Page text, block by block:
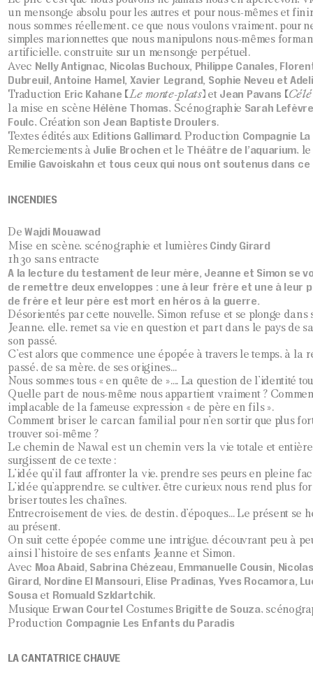
un mensonge absolu pour les autres et pour nous-mêmes et
nous sommes réellement, ce que nous voulons vraiment, pour
simples marionnettes que nous manipulons nous-mêmes
artificielle, construite sur un mensonge perpétuel.
Avec Nelly Antignac, Nicolas Buchoux, Philippe Canales,
Dubreuil, Antoine Hamel, Xavier Legrand, Sophie Neveu et
Traduction Eric Kahane (Le monte-plats) et Jean Pavans (
la mise en scène Hélène Thomas, Scénographie Sarah Lefèvre
Foulc, Création son Jean Baptiste Droulers.
Textes édités aux Editions Gallimard. Production Compagnie
Remerciements à Julie Brochen et le Théâtre de l’aquarium, le
Emilie Gavoiskahn et tous ceux qui nous ont soutenus dans
INCENDIES
DeWajdi Mouawad
Mise en scène, scénographie et lumières Cindy Girard
1h30 sans entracte
A la lecture du testament de leur mère, Jeanne et Simon se
de remettre deux enveloppes : une à leur frère et une à leur
de frère et leur père est mort en héros à la guerre.
Désorientés par cette nouvelle, Simon refuse et se plonge dans
Jeanne, elle, remet sa vie en question et part dans le pays de
son passé.
C’est alors que commence une épopée à travers le temps, à la
passé, de sa mère, de ses origines…
Nous sommes tous « en quête de »…. La question de l’identité
Quelle part de nous-même nous appartient vraiment ?
implacable de la fameuse expression « de père en fils ».
Comment briser le carcan familial pour n’en sortir que plus
trouver soi-même ?
Le chemin de Nawal est un chemin vers la vie totale et
surgissent de ce texte :
L’idée qu’il faut affronter la vie, prendre ses peurs en pleine
L’idée qu’apprendre, se cultiver, être curieux nous rend plus
briser toutes les chaînes.
Entrecroisement de vies, de destin, d’époques… Le présent se
au présent.
On suit cette épopée comme une intrigue, découvrant peu à
ainsi l’histoire de ses enfants Jeanne et Simon.
Avec Moa Abaid, Sabrina Chézeau, Emmanuelle Cousin,
Girard, Nordine El Mansouri, Elise Pradinas, Yves Rocamora,
Sousaet Romuald Szklartchik.
Musique Erwan CourtelCostumes Brigitte de Souza,
Production Compagnie Les Enfants du Paradis
LA CANTATRICE CHAUVE